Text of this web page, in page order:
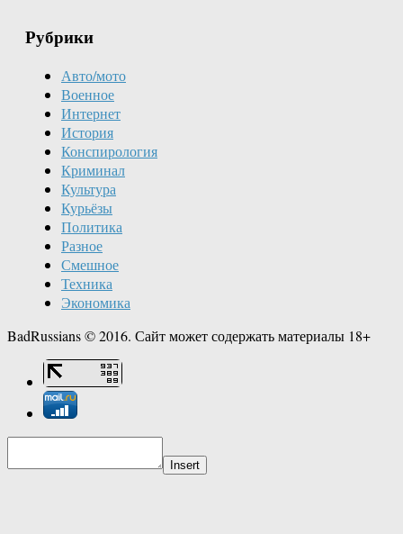
Рубрики
Авто/мото
Военное
Интернет
История
Конспирология
Криминал
Культура
Курьёзы
Политика
Разное
Смешное
Техника
Экономика
BadRussians © 2016. Сайт может содержать материалы 18+
Insert